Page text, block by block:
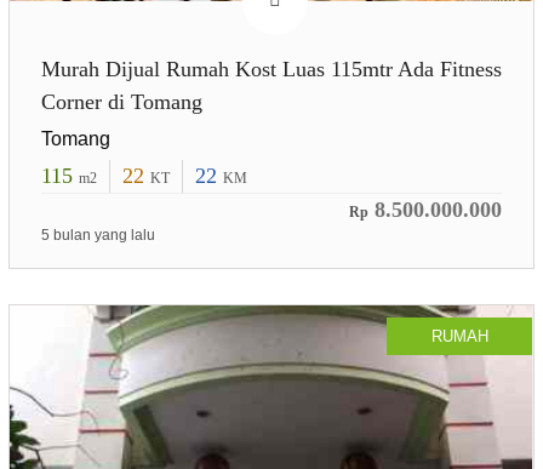
Murah Dijual Rumah Kost Luas 115mtr Ada Fitness
Corner di Tomang
Tomang
115 m2 22 KT 22 KM
Rp 8.500.000.000
5 bulan yang lalu
RUMAH